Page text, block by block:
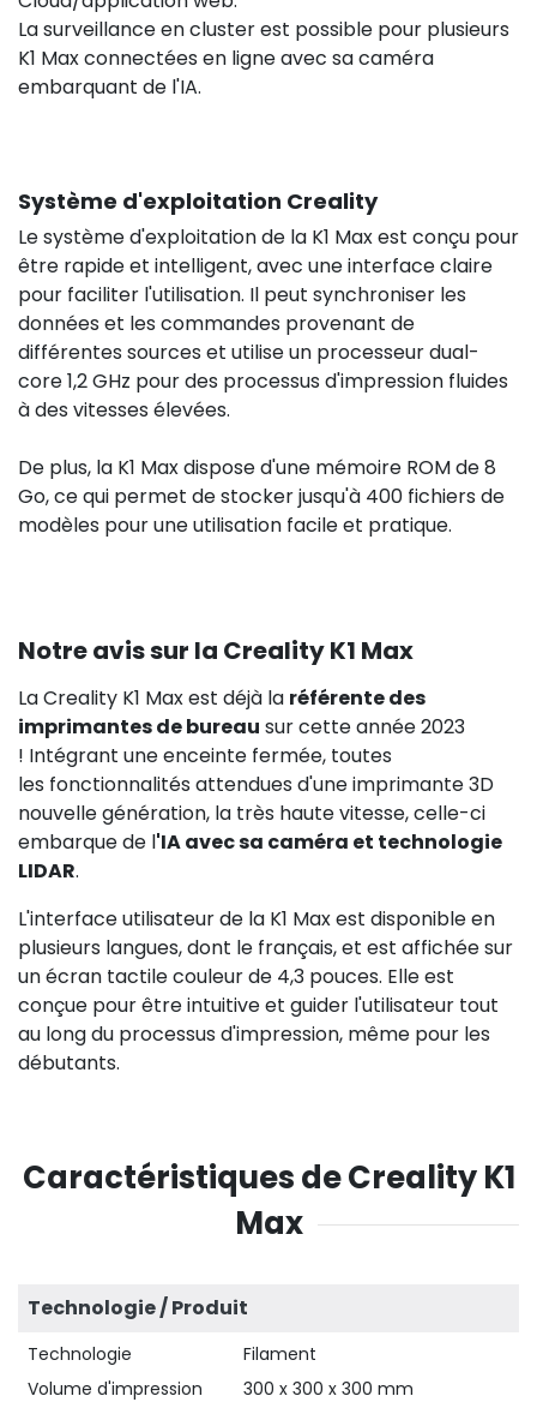
La surveillance en cluster est possible pour plusieurs
K1 Max connectées en ligne avec sa caméra
embarquant de l'IA.
Système d'exploitation Creality
Le système d'exploitation de la K1 Max est conçu pour
être rapide et intelligent, avec une interface claire
pour faciliter l'utilisation. Il peut synchroniser les
données et les commandes provenant de
différentes sources et utilise un processeur dual-
core 1,2 GHz pour des processus d'impression fluides
à des vitesses élevées.
De plus, la K1 Max dispose d'une mémoire ROM de 8
Go, ce qui permet de stocker jusqu'à 400 fichiers de
modèles pour une utilisation facile et pratique.
Notre avis sur la Creality K1 Max
La Creality K1 Max est déjà la référente des
imprimantes de bureau sur cette année 2023
! Intégrant une enceinte fermée, toutes
les fonctionnalités attendues d'une imprimante 3D
nouvelle génération, la très haute vitesse, celle-ci
embarque de l'IA avec sa caméra et technologie
LIDAR.
L'interface utilisateur de la K1 Max est disponible en
plusieurs langues, dont le français, et est affichée sur
un écran tactile couleur de 4,3 pouces. Elle est
conçue pour être intuitive et guider l'utilisateur tout
au long du processus d'impression, même pour les
débutants.
Caractéristiques de Creality K1
Max
Technologie / Produit
Technologie
Filament
Volume d'impression
300 x 300 x 300 mm